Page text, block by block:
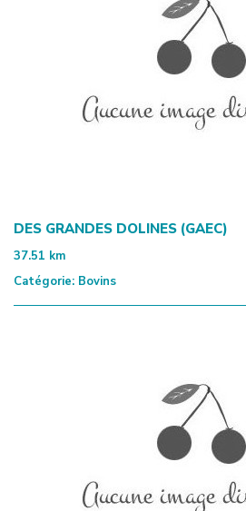
DES GRANDES DOLINES (GAEC)
37.51 km
Catégorie: Bovins